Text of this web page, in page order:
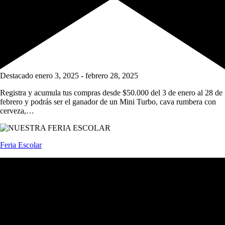
Destacado enero 3, 2025 - febrero 28, 2025
Registra y acumula tus compras desde $50.000 del 3 de enero al 28 de
febrero y podrás ser el ganador de un Mini Turbo, cava rumbera con
cerveza,…
Feria Escolar